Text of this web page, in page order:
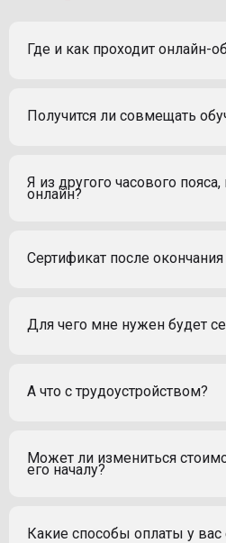
Где и как проходит онлайн-
Получится ли совмещать
Я из другого часового пояса,
онлайн?
Сертификат после
Для чего мне нужен будет
А что с трудоустройством?
Может ли измениться
его началу?
Какие способы оплаты у вас